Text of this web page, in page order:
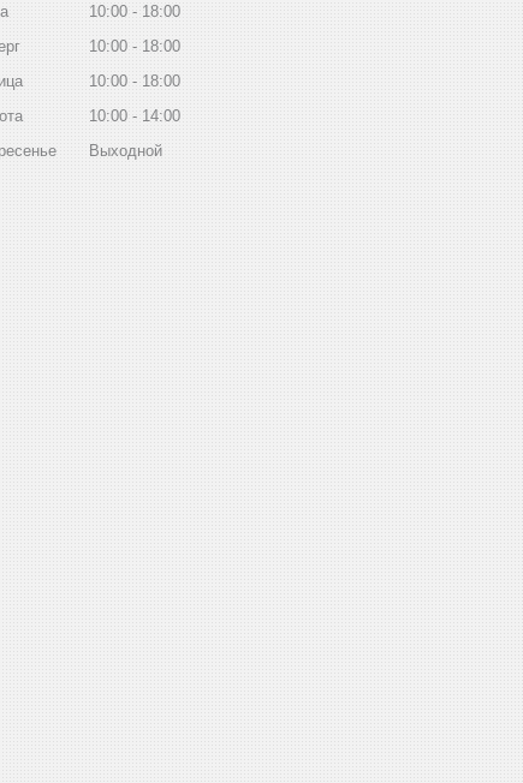
10:00
18:00
10:00
18:00
10:00
18:00
10:00
14:00
Выходной